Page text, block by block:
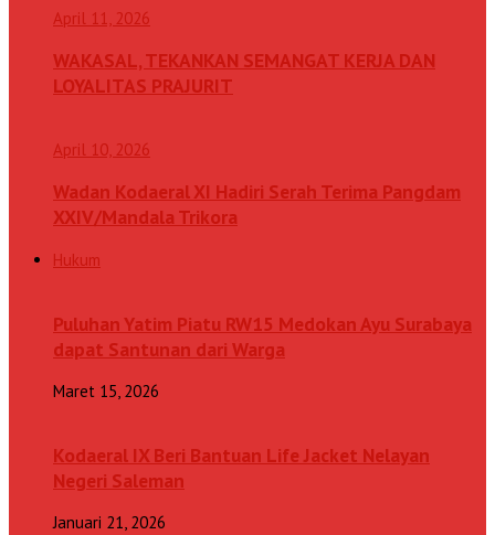
April 11, 2026
WAKASAL, TEKANKAN SEMANGAT KERJA DAN
LOYALITAS PRAJURIT
April 10, 2026
Wadan Kodaeral XI Hadiri Serah Terima Pangdam
XXIV/Mandala Trikora
Hukum
Puluhan Yatim Piatu RW15 Medokan Ayu Surabaya
dapat Santunan dari Warga
Maret 15, 2026
Kodaeral IX Beri Bantuan Life Jacket Nelayan
Negeri Saleman
Januari 21, 2026